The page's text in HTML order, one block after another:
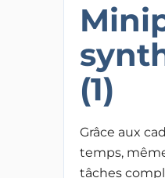
(1)
Grâce aux
temps,
tâches